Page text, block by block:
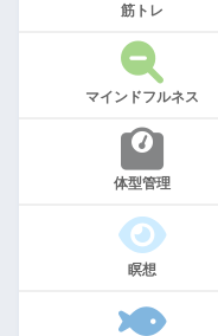
筋トレ
マインドフルネス
体型管理
瞑想